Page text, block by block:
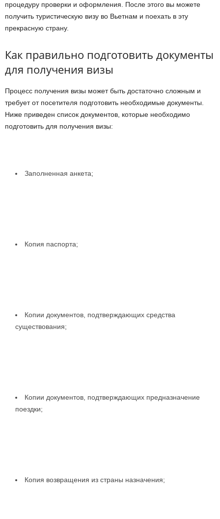
процедуру проверки и оформления. После этого вы можете
получить туристическую визу во Вьетнам и поехать в эту
прекрасную страну.
Как правильно подготовить документы
для получения визы
Процесс получения визы может быть достаточно сложным и
требует от посетителя подготовить необходимые документы.
Ниже приведен список документов, которые необходимо
подготовить для получения визы:
Заполненная анкета;
Копия паспорта;
Копии документов, подтверждающих средства
существования;
Копии документов, подтверждающих предназначение
поездки;
Копия возвращения из страны назначения;